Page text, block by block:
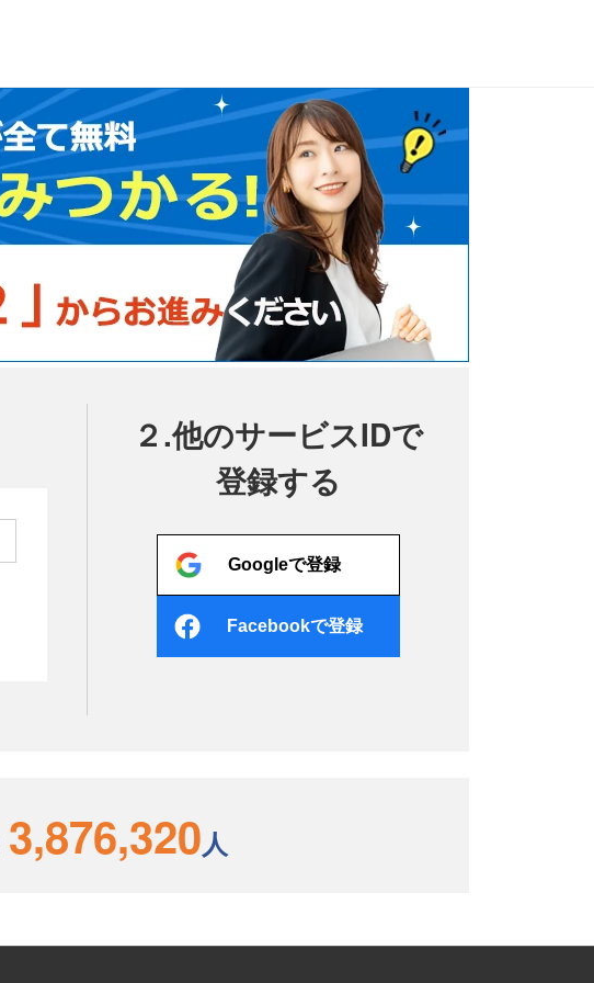
２.他のサービスIDで
登録する
Googleで登録
Facebookで登録
3,876,320人